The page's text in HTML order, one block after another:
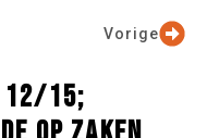
Vorige
12/15;